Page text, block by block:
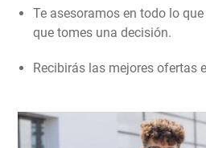
Te asesoramos en todo lo
que tomes una decisión.
Recibirás las mejores ofertas